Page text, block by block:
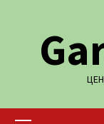
содержимому